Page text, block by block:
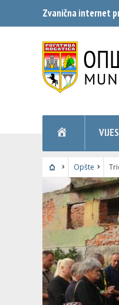
Zvanična internet
NASLOVNA
Opšte